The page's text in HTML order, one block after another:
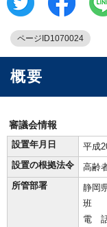
ページID1070024
概要
審議会情報
設置年月日
平成
設置の根拠法令
高齢
所管部署
静岡
班
電 話